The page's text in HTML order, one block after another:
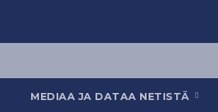
MEDIAA JA DATAA NETISTÄ